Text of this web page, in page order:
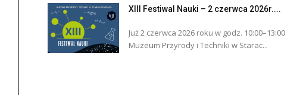
XIII Festiwal Nauki – 2 czerwca 2026r....
Już 2 czerwca 2026 roku w godz. 10:00–13:00
Muzeum Przyrody i Techniki w Starac...